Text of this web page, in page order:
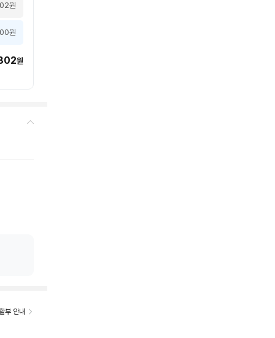
원
원
원
부 안내